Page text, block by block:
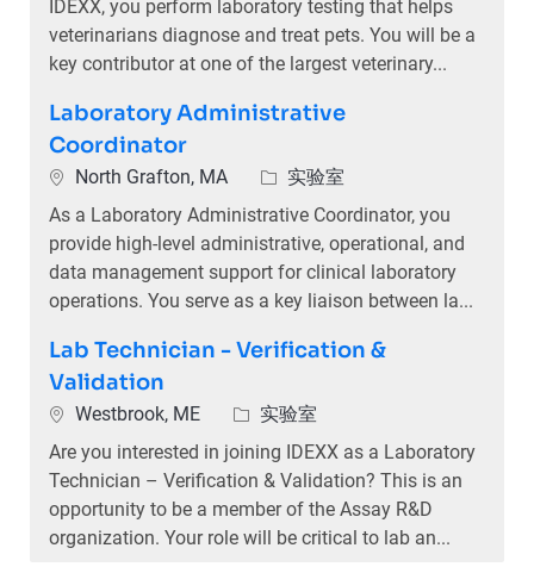
IDEXX, you perform laboratory testing that helps
veterinarians diagnose and treat pets. You will be a
key contributor at one of the largest veterinary...
Laboratory Administrative
Coordinator
North Grafton, MA
实验室
As a Laboratory Administrative Coordinator, you
provide high-level administrative, operational, and
data management support for clinical laboratory
operations. You serve as a key liaison between la...
Lab Technician - Verification &
Validation
Westbrook, ME
实验室
Are you interested in joining IDEXX as a Laboratory
Technician – Verification & Validation? This is an
opportunity to be a member of the Assay R&D
organization. Your role will be critical to lab an...